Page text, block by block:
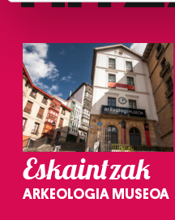
Find out more about how
Guk eta gure bazkideek
prozesatzen ditugu, zure
teknologia erabiliz,
pertsonalizatuak
neurtzeko, jendeari
produktuak garatzeko.
erabiltzen dituen hauta
Eskaintzak
ARKEOLOGIA MUSEOA